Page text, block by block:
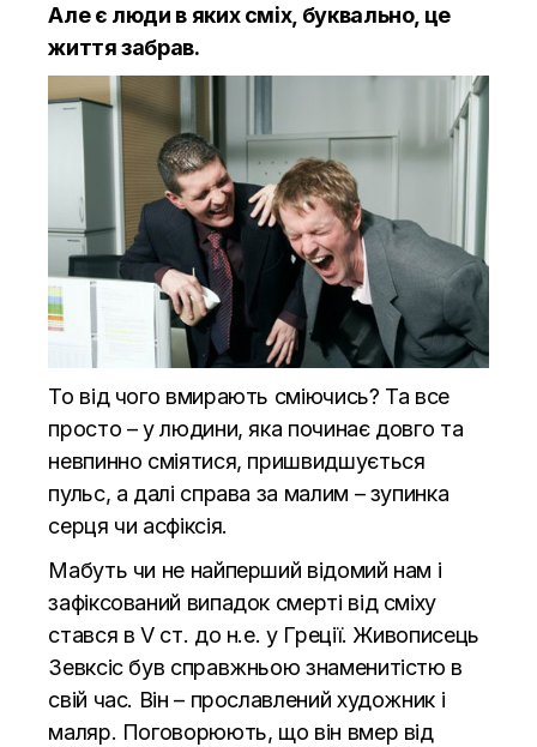
Але є люди в яких сміх, буквально, це
життя забрав.
То від чого вмирають сміючись? Та все
просто – у людини, яка починає довго та
невпинно сміятися, пришвидшується
пульс, а далі справа за малим – зупинка
серця чи асфіксія.
Мабуть чи не найперший відомий нам і
зафіксований випадок смерті від сміху
стався в V ст. до н.е. у Греції. Живописець
Зевксіс був справжньою знаменитістю в
свій час. Він – прославлений художник і
маляр. Поговорюють, що він вмер від